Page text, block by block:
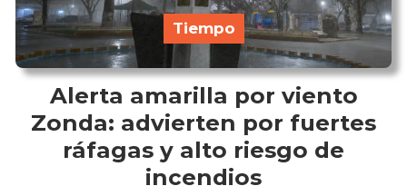
Alerta amarilla por viento
Zonda: advierten por fuertes
ráfagas y alto riesgo de
incendios
Tiempo